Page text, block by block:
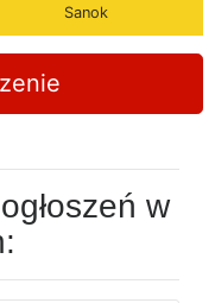
Sanok
w